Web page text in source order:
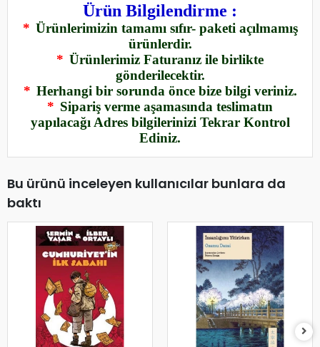
Ürün Bilgilendirme :
* Ürünlerimizin tamamı sıfır- paketi açılmamış
ürünlerdir.
* Ürünlerimiz Faturanız ile birlikte
gönderilecektir.
* Herhangi bir sorunda önce bize bilgi veriniz.
* Sipariş verme aşamasında teslimatın
yapılacağı Adres bilgilerinizi Tekrar Kontrol
Ediniz.
Bu ürünü inceleyen kullanıcılar bunlara da
baktı